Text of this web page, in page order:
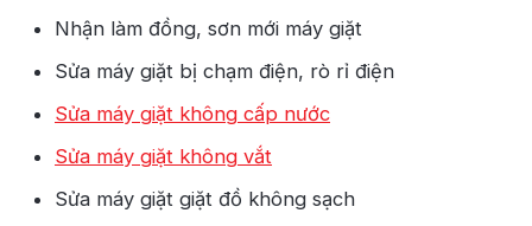
Nhận làm đồng, sơn mới máy giặt
Sửa máy giặt bị chạm điện, rò rỉ điện
Sửa máy giặt không cấp nước
Sửa máy giặt không vắt
Sửa máy giặt giặt đồ không sạch